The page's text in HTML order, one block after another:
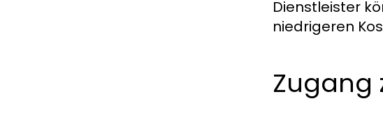
Dienstleister
niedrigeren
Zugang